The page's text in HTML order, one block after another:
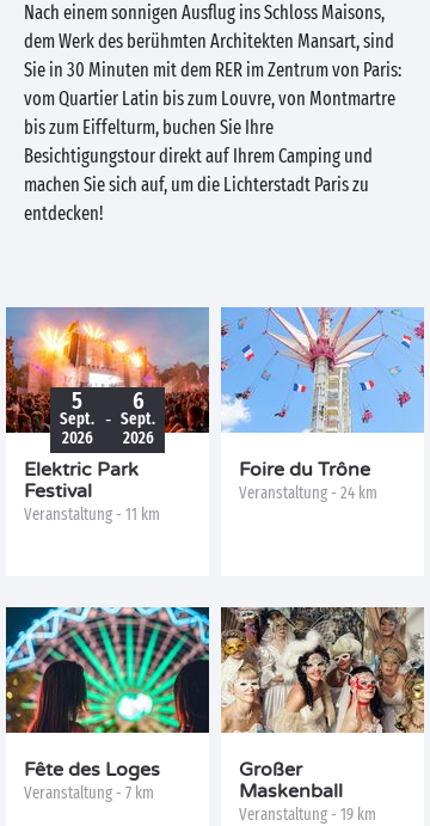
Nach einem sonnigen Ausflug ins Schloss Maisons,
dem Werk des berühmten Architekten Mansart, sind
Sie in 30 Minuten mit dem RER im Zentrum von Paris:
vom Quartier Latin bis zum Louvre, von Montmartre
bis zum Eiffelturm, buchen Sie Ihre
Besichtigungstour direkt auf Ihrem Camping und
machen Sie sich auf, um die Lichterstadt Paris zu
entdecken!
5
Sept.
2026
-
6
Sept.
2026
Elektric Park
Festival
Veranstaltung - 11 km
Foire du Trône
Veranstaltung - 24 km
Fête des Loges
Veranstaltung - 7 km
Großer
Maskenball
Veranstaltung - 19 km